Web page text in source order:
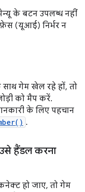
के बटन उपलब्ध नहीं
(यूआई) निर्भर न
गेम खेल रहे हों, तो
को मैप करें.
के लिए पहचान
.
हैंडल करना
हो जाए, तो गेम